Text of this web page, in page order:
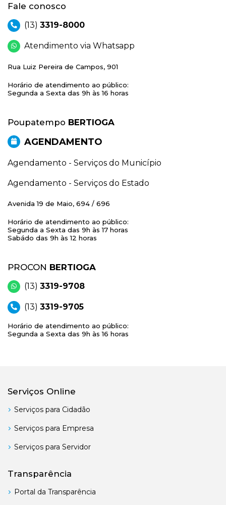
Fale conosco
(13) 3319-8000
Atendimento via Whatsapp
Rua Luiz Pereira de Campos, 901
Horário de atendimento ao público:
Segunda a Sexta das 9h às 16 horas
Poupatempo BERTIOGA
AGENDAMENTO
Agendamento - Serviços do Município
Agendamento - Serviços do Estado
Avenida 19 de Maio, 694 / 696
Horário de atendimento ao público:
Segunda a Sexta das 9h às 17 horas
Sabádo das 9h às 12 horas
PROCON BERTIOGA
(13) 3319-9708
(13) 3319-9705
Horário de atendimento ao público:
Segunda a Sexta das 9h às 16 horas
Serviços Online
Serviços para Cidadão
Serviços para Empresa
Serviços para Servidor
Transparência
Portal da Transparência